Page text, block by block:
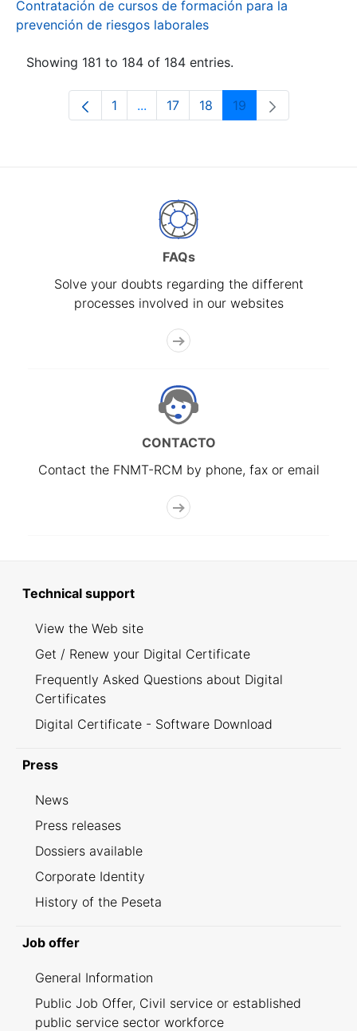
Contratación de cursos de formación para la
prevención de riesgos laborales
Showing 181 to 184 of 184 entries.
Page
1 ...Intermediate Pages Use TAB to
Page
17 Page
18 Page
19
FAQs
Solve your doubts regarding the different
processes involved in our websites
CONTACTO
Contact the FNMT-RCM by phone, fax or email
Technical support
View the Web site
Get / Renew your Digital Certificate
Frequently Asked Questions about Digital
Certificates
Digital Certificate - Software Download
Press
News
Press releases
Dossiers available
Corporate Identity
History of the Peseta
Job offer
General Information
Public Job Offer, Civil service or established
public service sector workforce